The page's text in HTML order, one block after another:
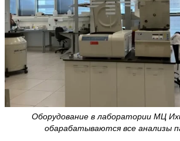
Оборудование в лаборатории МЦ
обарабатываются все анализы